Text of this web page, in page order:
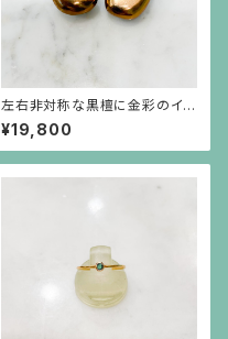
左右非対称な黒檀に金彩のイヤ
リング
¥19,800